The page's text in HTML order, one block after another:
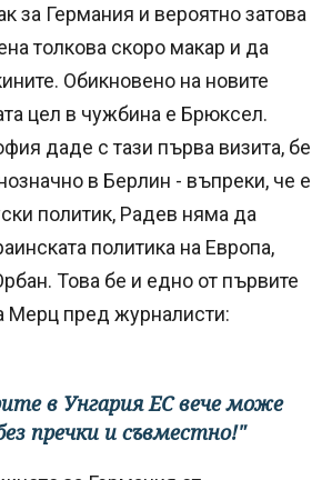
за Германия и вероятно затова
толкова скоро макар и да
Обикновено на новите
цел в чужбина е Брюксел.
даде с тази първа визита, бе
в Берлин - въпреки, че е
политик, Радев няма да
политика на Европа,
Това бе и едно от първите
Мерц пред журналисти:
в Унгария ЕС вече може
пречки и съвместно!"